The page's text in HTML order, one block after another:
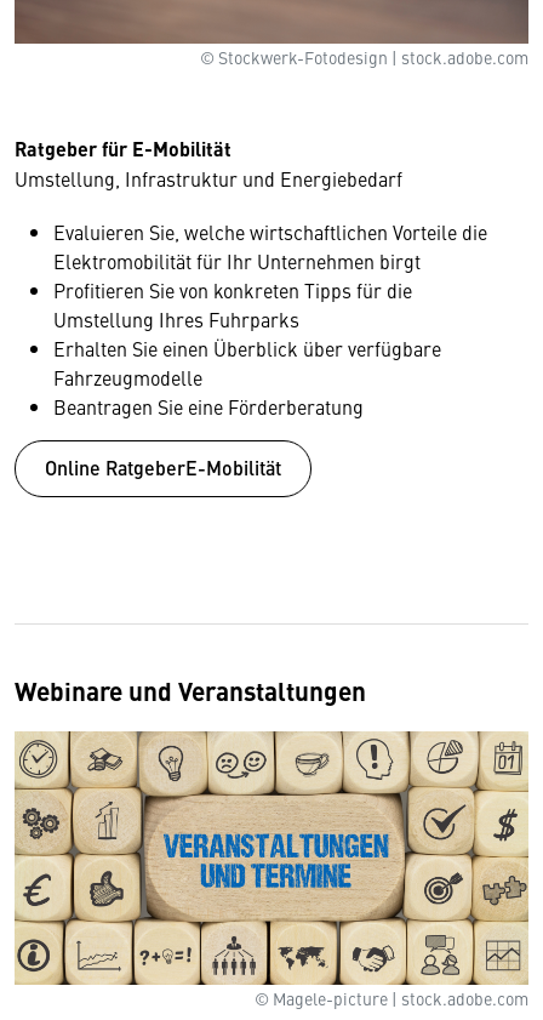
© Stockwerk-Fotodesign | stock.adobe.com
Ratgeber für E-Mobilität
Umstellung, Infrastruktur und Energiebedarf
Evaluieren Sie, welche wirtschaftlichen Vorteile die
Elektromobilität für Ihr Unternehmen birgt
Profitieren Sie von konkreten Tipps für die
Umstellung Ihres Fuhrparks
Erhalten Sie einen Überblick über verfügbare
Fahrzeugmodelle
Beantragen Sie eine Förderberatung
Online RatgeberE-Mobilität
Webinare und Veranstaltungen
© Magele-picture | stock.adobe.com